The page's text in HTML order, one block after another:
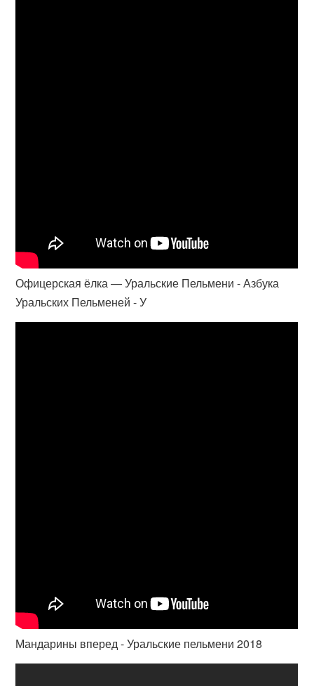
Офицерская ёлка — Уральские Пельмени - Азбука
Уральских Пельменей - У
Мандарины вперед - Уральские пельмени 2018